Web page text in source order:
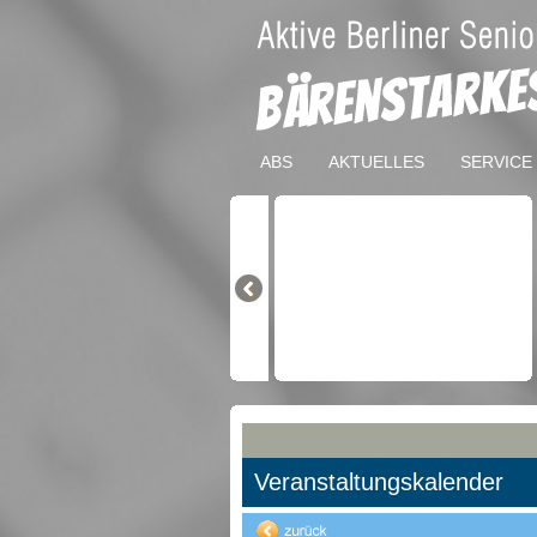
ABS AKTUELLES SERVICE
Veranstaltungskalender